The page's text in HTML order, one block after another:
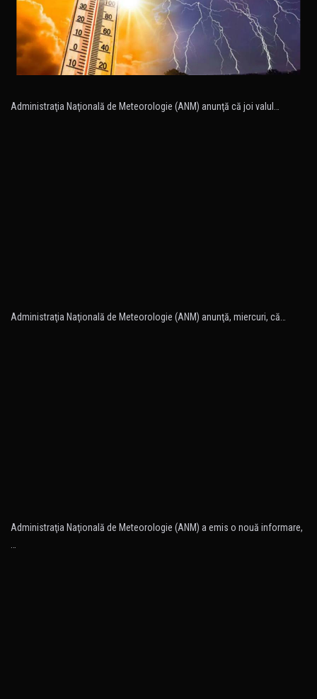
Administraţia Naţională de Meteorologie (ANM) anunţă că joi valul…
Administraţia Naţională de Meteorologie (ANM) anunţă, miercuri, că…
Administraţia Naţională de Meteorologie (ANM) a emis o nouă informare,